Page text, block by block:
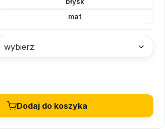
mat
Dodaj do koszyka